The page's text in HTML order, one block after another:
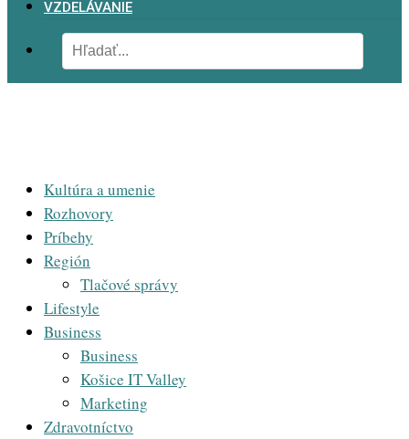
VZDELÁVANIE
Kultúra a umenie
Rozhovory
Príbehy
Región
Tlačové správy
Lifestyle
Business
Business
Košice IT Valley
Marketing
Zdravotníctvo